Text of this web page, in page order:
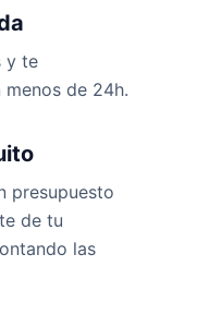
y te
de 24h.
presupuesto
de tu
las